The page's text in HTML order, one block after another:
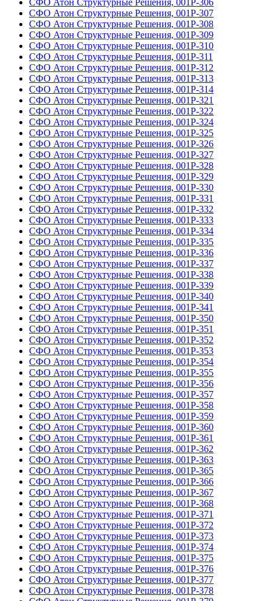
СФО Атон Структурные Решения, 001Р-306
СФО Атон Структурные Решения, 001Р-307
СФО Атон Структурные Решения, 001Р-308
СФО Атон Структурные Решения, 001Р-309
СФО Атон Структурные Решения, 001Р-310
СФО Атон Структурные Решения, 001Р-311
СФО Атон Структурные Решения, 001Р-312
СФО Атон Структурные Решения, 001Р-313
СФО Атон Структурные Решения, 001Р-314
СФО Атон Структурные Решения, 001Р-321
СФО Атон Структурные Решения, 001Р-322
СФО Атон Структурные Решения, 001Р-324
СФО Атон Структурные Решения, 001Р-325
СФО Атон Структурные Решения, 001Р-326
СФО Атон Структурные Решения, 001Р-327
СФО Атон Структурные Решения, 001Р-328
СФО Атон Структурные Решения, 001Р-329
СФО Атон Структурные Решения, 001Р-330
СФО Атон Структурные Решения, 001Р-331
СФО Атон Структурные Решения, 001Р-332
СФО Атон Структурные Решения, 001Р-333
СФО Атон Структурные Решения, 001Р-334
СФО Атон Структурные Решения, 001Р-335
СФО Атон Структурные Решения, 001Р-336
СФО Атон Структурные Решения, 001Р-337
СФО Атон Структурные Решения, 001Р-338
СФО Атон Структурные Решения, 001Р-339
СФО Атон Структурные Решения, 001Р-340
СФО Атон Структурные Решения, 001Р-341
СФО Атон Структурные Решения, 001Р-350
СФО Атон Структурные Решения, 001Р-351
СФО Атон Структурные Решения, 001Р-352
СФО Атон Структурные Решения, 001Р-353
СФО Атон Структурные Решения, 001Р-354
СФО Атон Структурные Решения, 001Р-355
СФО Атон Структурные Решения, 001Р-356
СФО Атон Структурные Решения, 001Р-357
СФО Атон Структурные Решения, 001Р-358
СФО Атон Структурные Решения, 001Р-359
СФО Атон Структурные Решения, 001Р-360
СФО Атон Структурные Решения, 001Р-361
СФО Атон Структурные Решения, 001Р-362
СФО Атон Структурные Решения, 001Р-363
СФО Атон Структурные Решения, 001Р-365
СФО Атон Структурные Решения, 001Р-366
СФО Атон Структурные Решения, 001Р-367
СФО Атон Структурные Решения, 001Р-368
СФО Атон Структурные Решения, 001Р-371
СФО Атон Структурные Решения, 001Р-372
СФО Атон Структурные Решения, 001Р-373
СФО Атон Структурные Решения, 001Р-374
СФО Атон Структурные Решения, 001Р-375
СФО Атон Структурные Решения, 001Р-376
СФО Атон Структурные Решения, 001Р-377
СФО Атон Структурные Решения, 001Р-378